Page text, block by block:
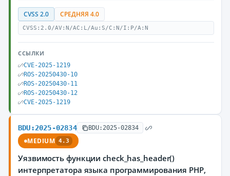
CVSS 2.0 СРЕДНЯЯ 4.0
CVSS:2.0/AV:N/AC:L/Au:S/C:N/I:P/A:N
ССЫЛКИ
CVE-2025-1219
ROS-20250430-10
ROS-20250430-11
ROS-20250430-12
CVE-2025-1219
BDU:2025-02834 BDU:2025-02834
MEDIUM 4.3
Уязвимость функции check_has_header()
интерпретатора языка программирования PHP,